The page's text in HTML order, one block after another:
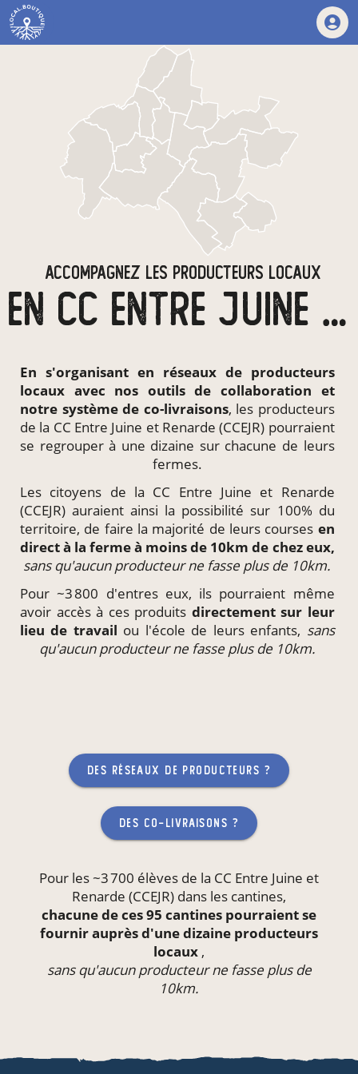
ACCOMPAGNEZ LES PRODUCTEURS LOCAUX
EN CC ENTRE JUINE ET RENARDE (CCEJR)
En s'organisant en réseaux de producteurs
locaux avec nos outils de collaboration et
notre système de co-livraisons, les producteurs
de la CC Entre Juine et Renarde (CCEJR) pourraient
se regrouper à une dizaine sur chacune de leurs
fermes.
Les citoyens de la CC Entre Juine et Renarde
(CCEJR) auraient ainsi la possibilité sur 100% du
territoire, de faire la majorité de leurs courses en
direct à la ferme à moins de 10km de chez eux,
sans qu'aucun producteur ne fasse plus de 10km.
Pour ~3 800 d'entres eux, ils pourraient même
avoir accès à ces produits directementsur leur
lieu de travail ou l'école de leurs enfants, sans
qu'aucun producteur ne fasse plus de 10km.
des réseaux de producteurs ?
des co-livraisons ?
Pour les ~3 700 élèves de la CC Entre Juine et
Renarde (CCEJR) dans les cantines,
chacune de ces 95 cantines pourraient se
fournir auprès d'une dizaine producteurs
locaux ,
sans qu'aucun producteur ne fasse plus de
10km.